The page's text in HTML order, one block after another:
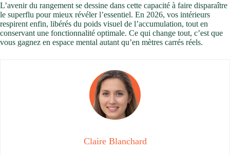
L’avenir du rangement se dessine dans cette capacité à faire disparaître
le superflu pour mieux révéler l’essentiel. En 2026, vos intérieurs
respirent enfin, libérés du poids visuel de l’accumulation, tout en
conservant une fonctionnalité optimale. Ce qui change tout, c’est que
vous gagnez en espace mental autant qu’en mètres carrés réels.
Claire Blanchard